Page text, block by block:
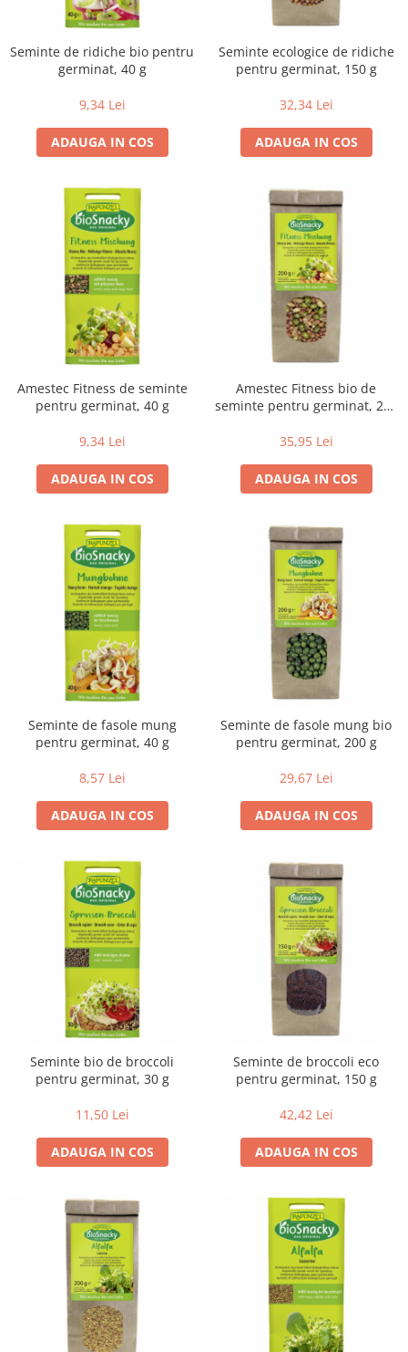
Faina bio si gris
Mixuri bio si blaturi
Paine bio
Ciocolata, cacao si cafea
Cafea bio
Cafea bio din cereale
Condimente si supe bio
Condimente bio
Maioneza bio
Mancare asiatica bio
Mustar bio
Sare si mixuri de sare
Supa bio
Compoturi bio
Gemuri si dulceata bio
Piure bio din fructe
Dulciuri si batoane bio
Batoane bio cu fructe
Biscuiti si napolitane bio
Bomboane bio
Dulciuri bio
Guma de mestecat bio
Jeleuri bio
Sticksuri, chipsuri si covrigei
Fructe, nuci, alune si seminte
Fructe bio uscate
Nuci si alune bio
Seminte bio din plante oleaginoase
Ingrediente patiserie bio
Indulcitori bio
Inghetata bio si decoratiuni
Ingrediente bio pentru copt
Masline bio si antipasti
Antipasti bio
Masline bio
Musli si terci
Fulgi din cereale bio
Musli bio
Orez bio si leguminoase
Legume bio
Orez bio
Paste si fidea
Paste bio din emmer
Paste bio din grau
Paste bio din spelta
Paste bio fara gluten
Seminte de ridiche bio pentru
germinat, 40 g
9,34 Lei
ADAUGA IN COS
Seminte ecologice de ridiche
pentru germinat, 150 g
32,34 Lei
ADAUGA IN COS
Amestec Fitness de seminte
pentru germinat, 40 g
9,34 Lei
ADAUGA IN COS
Amestec Fitness bio de
seminte pentru germinat, 200
35,95 Lei
ADAUGA IN COS
Seminte de fasole mung
pentru germinat, 40 g
8,57 Lei
ADAUGA IN COS
Seminte de fasole mung bio
pentru germinat, 200 g
29,67 Lei
ADAUGA IN COS
Seminte bio de broccoli
pentru germinat, 30 g
11,50 Lei
ADAUGA IN COS
Seminte de broccoli eco
pentru germinat, 150 g
42,42 Lei
ADAUGA IN COS